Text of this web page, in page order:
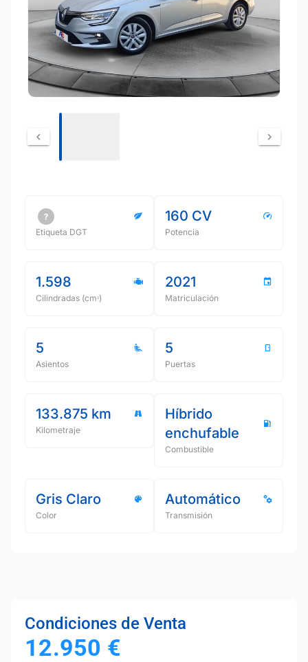
Etiqueta DGT
160 CV
Potencia
1.598
Cilindradas (cmᵌ)
2021
Matriculación
5
Asientos
5
Puertas
133.875 km
Kilometraje
Híbrido
enchufable
Combustible
Gris Claro
Color
Automático
Transmisión
Condiciones de Venta
12.950 €